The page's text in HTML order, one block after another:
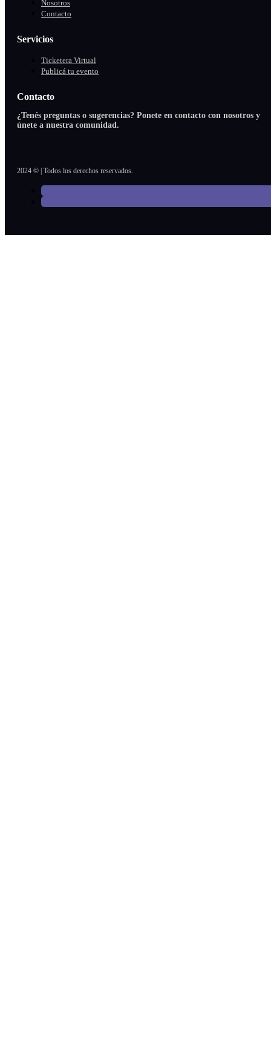
Nosotros
Contacto
Servicios
Ticketera Virtual
Publicá tu evento
Contacto
¿Tenés preguntas o sugerencias? Ponete en contacto con nosotros y
únete a nuestra comunidad.
2024 © | Todos los derechos reservados.